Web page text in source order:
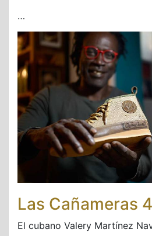
…
Las Cañameras
El cubano Valery Martínez